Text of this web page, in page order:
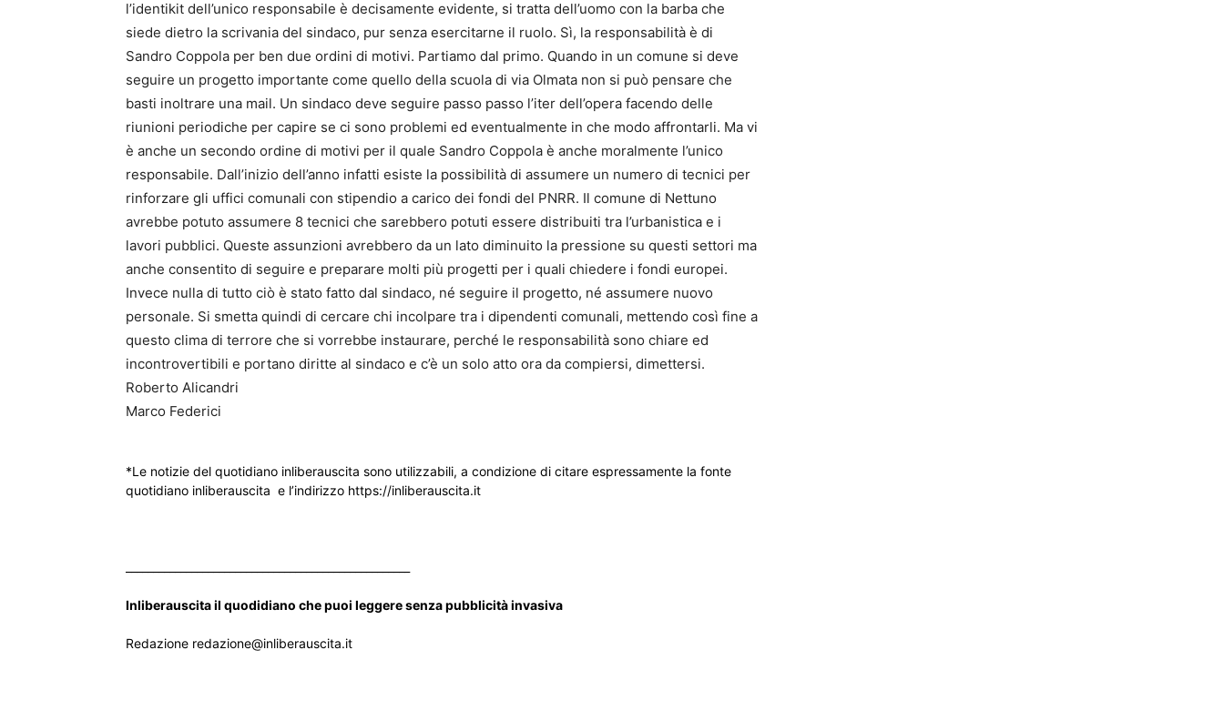
l’identikit dell’unico responsabile è decisamente evidente, si tratta dell’uomo con la barba che
siede dietro la scrivania del sindaco, pur senza esercitarne il ruolo. Sì, la responsabilità è di
Sandro Coppola per ben due ordini di motivi. Partiamo dal primo. Quando in un comune si deve
seguire un progetto importante come quello della scuola di via Olmata non si può pensare che
basti inoltrare una mail. Un sindaco deve seguire passo passo l’iter dell’opera facendo delle
riunioni periodiche per capire se ci sono problemi ed eventualmente in che modo affrontarli. Ma vi
è anche un secondo ordine di motivi per il quale Sandro Coppola è anche moralmente l’unico
responsabile. Dall’inizio dell’anno infatti esiste la possibilità di assumere un numero di tecnici per
rinforzare gli uffici comunali con stipendio a carico dei fondi del PNRR. Il comune di Nettuno
avrebbe potuto assumere 8 tecnici che sarebbero potuti essere distribuiti tra l’urbanistica e i
lavori pubblici. Queste assunzioni avrebbero da un lato diminuito la pressione su questi settori ma
anche consentito di seguire e preparare molti più progetti per i quali chiedere i fondi europei.
Invece nulla di tutto ciò è stato fatto dal sindaco, né seguire il progetto, né assumere nuovo
personale. Si smetta quindi di cercare chi incolpare tra i dipendenti comunali, mettendo così fine a
questo clima di terrore che si vorrebbe instaurare, perché le responsabilità sono chiare ed
incontrovertibili e portano diritte al sindaco e c’è un solo atto ora da compiersi, dimettersi.
Roberto Alicandri
Marco Federici
*Le notizie del quotidiano inliberauscita sono utilizzabili, a condizione di citare espressamente la fonte
quotidiano inliberauscita e l’indirizzo https://inliberauscita.it
Inliberauscita il quodidiano che puoi leggere senza pubblicità invasiva
Redazione redazione@inliberauscita.it